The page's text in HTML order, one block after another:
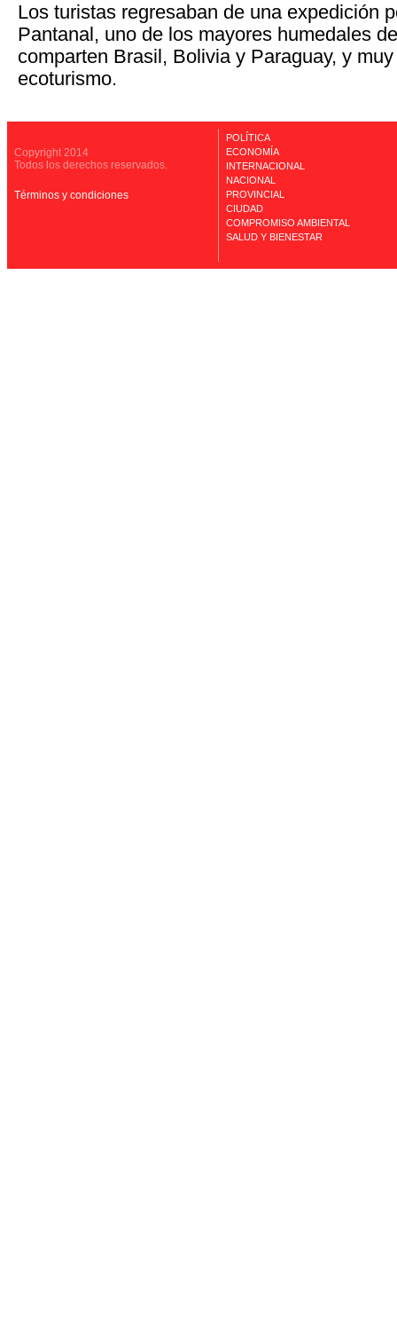
Los turistas regresaban de una expedición
Pantanal, uno de los mayores humedales
comparten Brasil, Bolivia y Paraguay, y
ecoturismo.
Copyright 2014
Todos los derechos reservados.
Términos y condiciones
POLÍTICA
ECONOMÍA
INTERNACIONAL
NACIONAL
PROVINCIAL
CIUDAD
COMPROMISO AMBIENTAL
SALUD Y BIENESTAR